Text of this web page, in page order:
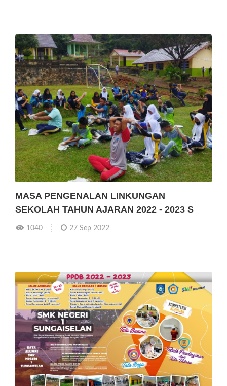
MASA PENGENALAN LINKUNGAN
SEKOLAH TAHUN AJARAN 2022 - 2023 S
1040 27 Sep 2022